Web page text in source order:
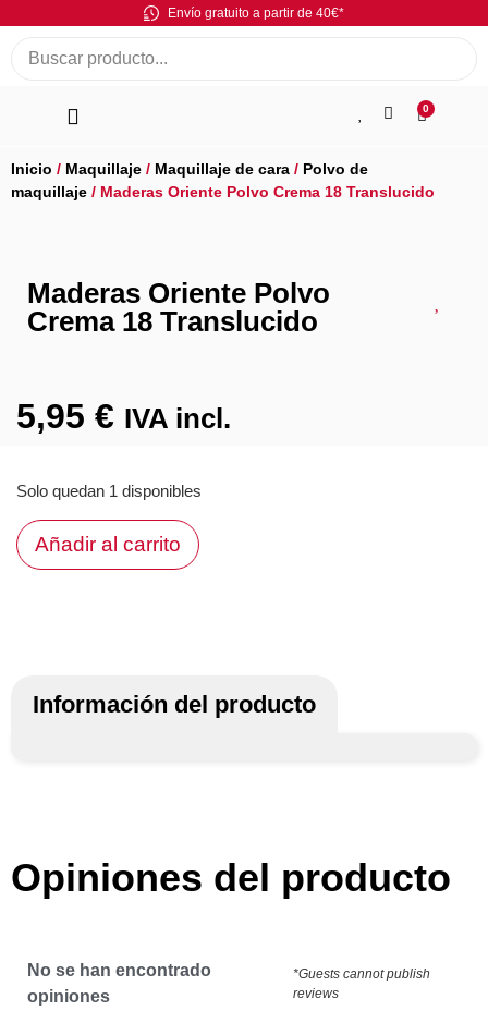
Envío gratuito a partir de 40€*
0
Inicio / Maquillaje / Maquillaje de cara / Polvo de
maquillaje / Maderas Oriente Polvo Crema 18 Translucido
Maderas Oriente Polvo
Crema 18 Translucido
5,95 € IVA incl.
Solo quedan 1 disponibles
Añadir al carrito
Información del producto
Opiniones del producto
No se han encontrado
opiniones
*Guests cannot publish
reviews